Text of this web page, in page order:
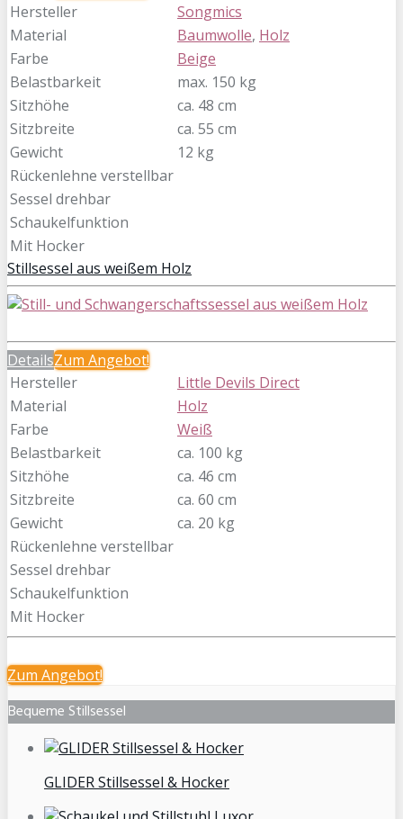
Hersteller
Songmics
Material
Baumwolle, Holz
Farbe
Beige
Belastbarkeit
max. 150 kg
Sitzhöhe
ca. 48 cm
Sitzbreite
ca. 55 cm
Gewicht
12 kg
Rückenlehne verstellbar
Sessel drehbar
Schaukelfunktion
Mit Hocker
Stillsessel aus weißem Holz
DetailsZum Angebot!
Hersteller
Little Devils Direct
Material
Holz
Farbe
Weiß
Belastbarkeit
ca. 100 kg
Sitzhöhe
ca. 46 cm
Sitzbreite
ca. 60 cm
Gewicht
ca. 20 kg
Rückenlehne verstellbar
Sessel drehbar
Schaukelfunktion
Mit Hocker
Zum Angebot!
Bequeme Stillsessel
GLIDER Stillsessel & Hocker